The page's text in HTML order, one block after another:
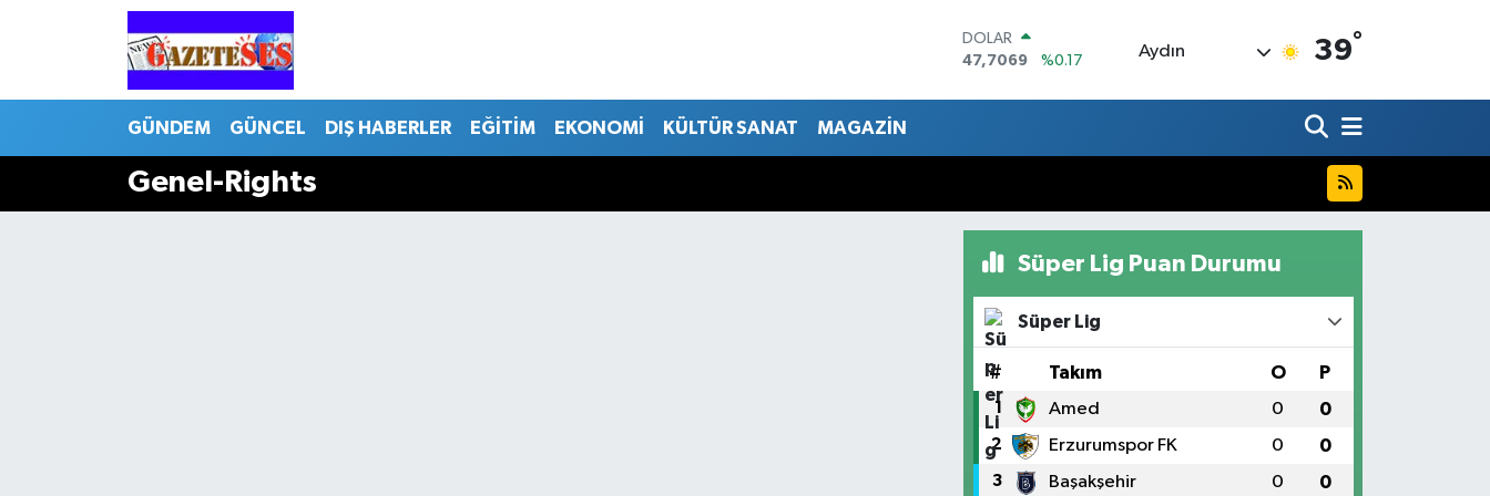
DOLAR
47,7069
%0.17
BİST100
BITCOIN
Aydın 39°
GÜNDEM GÜNCEL DIŞ HABERLER EĞİTİM EKONOMİ KÜLTÜR SANAT MAGAZİN
Genel-Rights
Süper Lig Puan Durumu
Süper Lig
# Takım O P
1 Amed 0 0
2 Erzurumspor FK 0 0
3 Başakşehir 0 0